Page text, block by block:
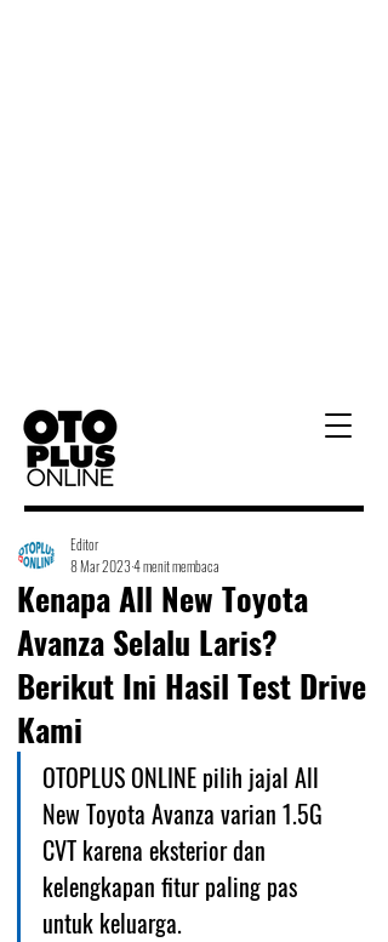
Kenapa All New Toyota
Avanza Selalu Laris?
Berikut Ini Hasil Test Drive
Kami
Editor
8 Mar 20234 menit membaca
OTOPLUS ONLINE pilih jajal All
New Toyota Avanza varian 1.5G
CVT karena eksterior dan
kelengkapan fitur paling pas
untuk keluarga.